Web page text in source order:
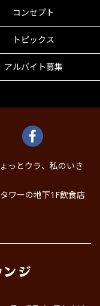
コンセプト
トピックス
アルバイト募集
っとウラ、私のいき
ワーの地下1F飲食店